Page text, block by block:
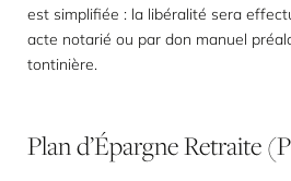
est simplifiée : la libéralité sera
acte notarié ou par don manuel
tontinière.
Pland’ÉpargneRetraite